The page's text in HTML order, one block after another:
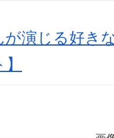
が演じる好き